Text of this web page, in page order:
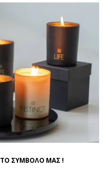
ΤΟ ΣΥΜΒΟΛΟ ΜΑΣ !